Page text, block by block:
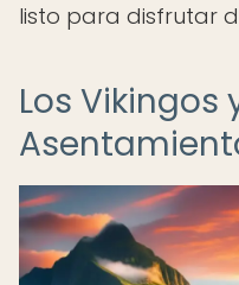
listo para disfrutar
Los Vikingos